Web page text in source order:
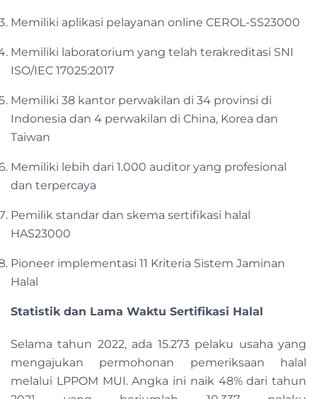
Memiliki aplikasi pelayanan online CEROL-SS23000
Memiliki laboratorium yang telah terakreditasi SNI
ISO/IEC 17025:2017
Memiliki 38 kantor perwakilan di 34 provinsi di
Indonesia dan 4 perwakilan di China, Korea dan
Taiwan
Memiliki lebih dari 1.000 auditor yang profesional
dan terpercaya
Pemilik standar dan skema sertifikasi halal
HAS23000
Pioneer implementasi 11 Kriteria Sistem Jaminan
Halal
Statistik dan Lama Waktu Sertifikasi Halal
Selama tahun 2022, ada 15.273 pelaku usaha yang
mengajukan permohonan pemeriksaan halal
melalui LPPOM MUI. Angka ini naik 48% dari tahun